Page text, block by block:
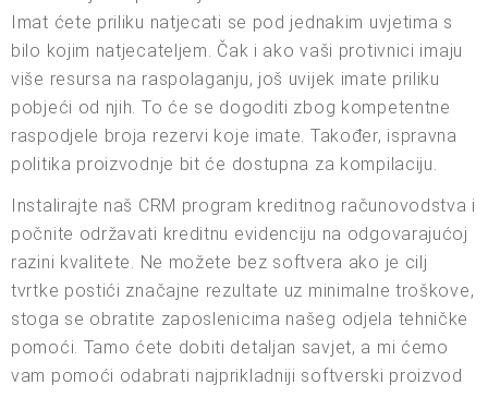
Imat ćete priliku natjecati se pod jednakim uvjetima s
bilo kojim natjecateljem. Čak i ako vaši protivnici imaju
više resursa na raspolaganju, još uvijek imate priliku
pobjeći od njih. To će se dogoditi zbog kompetentne
raspodjele broja rezervi koje imate. Također, ispravna
politika proizvodnje bit će dostupna za kompilaciju.
Instalirajte naš CRM program kreditnog računovodstva i
počnite održavati kreditnu evidenciju na odgovarajućoj
razini kvalitete. Ne možete bez softvera ako je cilj
tvrtke postići značajne rezultate uz minimalne troškove,
stoga se obratite zaposlenicima našeg odjela tehničke
pomoći. Tamo ćete dobiti detaljan savjet, a mi ćemo
vam pomoći odabrati najprikladniji softverski proizvod